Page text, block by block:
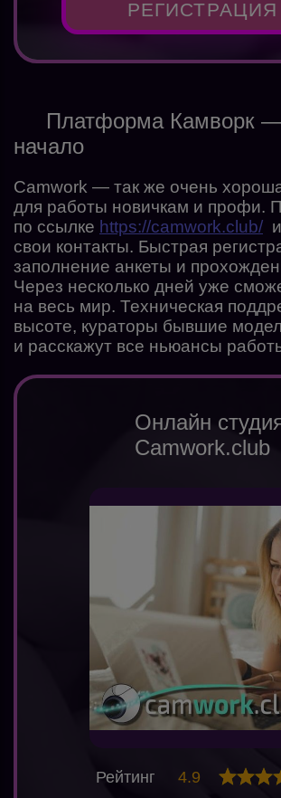
РЕГИСТРАЦИЯ
Платформа Камворк
начало
Camwork — так же очень
для работы новичкам и профи.
по ссылке https://camwork.club/
свои контакты. Быстрая
заполнение анкеты и
Через несколько дней уже
на весь мир. Техническая
высоте, кураторы бывшие
и расскажут все ньюансы
Онлайн
Camwork.club
Рейтинг 4.9